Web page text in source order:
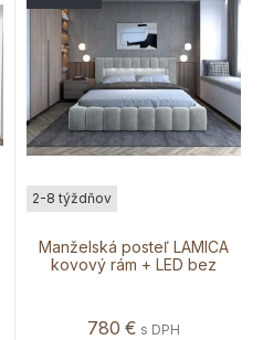
Manželská posteľ LAMICA
kovový rám + LED bez
2-8 týždňov
780 € s DPH